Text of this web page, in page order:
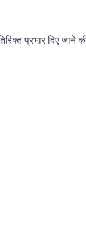
प्रभार दिए जाने की